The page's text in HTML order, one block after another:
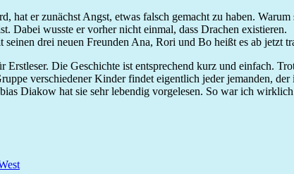
hat er zunächst Angst, etwas falsch gemacht zu haben.
Dabei wusste er vorher nicht einmal, dass Drachen existieren.
drei neuen Freunden Ana, Rori und Bo heißt es ab jetzt
Die Geschichte ist entsprechend kurz und einfach.
verschiedener Kinder findet eigentlich jeder jemanden,
Diakow hat sie sehr lebendig vorgelesen. So war ich